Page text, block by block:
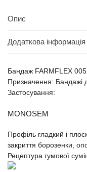
Опис
Додаткова інформація
Бандаж FARMFLEX
Призначення: Бандажі
Застосування:
MONOSEM
Профіль гладкий і
закриття борозенки,
Рецептура гумової